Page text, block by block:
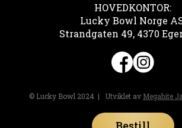
HOVEDKONTOR:
Lucky Bowl Norge
Strandgaten 49, 4370
© Lucky Bowl 2024 | Utviklet av Megabite